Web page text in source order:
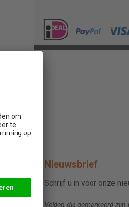
Nieuwsbrief
Schrijf u in voor onze
Velden die gemarkeerd zijn